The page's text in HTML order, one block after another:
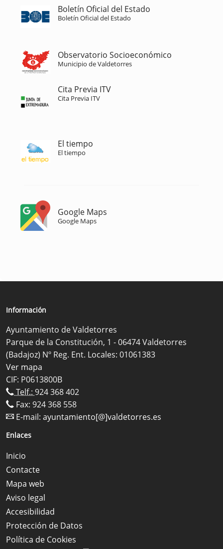
Boletín Oficial del Estado
Boletín Oficial del Estado
Observatorio Socioeconómico
Municipio de Valdetorres
Cita Previa ITV
Cita Previa ITV
El tiempo
El tiempo
Google Maps
Google Maps
Información
Ayuntamiento de Valdetorres
Parque de la Constitución, 1 - 06474 Valdetorres
(Badajoz) Nº Reg. Ent. Locales: 01061383
Ver mapa
CIF: P0613800B
Telf.: 924 368 402
Fax: 924 368 558
E-mail: ayuntamiento[@]valdetorres.es
Enlaces
Inicio
Contacte
Mapa web
Aviso legal
Accesibilidad
Protección de Datos
Política de Cookies